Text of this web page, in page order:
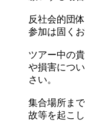
反社会的団
参加は固く
ツアー中の
や損害につ
さい。
集合場所ま
故等を起こ